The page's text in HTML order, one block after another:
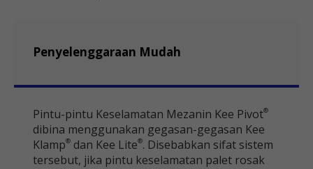
Penyelenggaraan Mudah
Pintu-pintu Keselamatan Mezanin Kee Pivot®
dibina menggunakan gegasan-gegasan Kee
Klamp®dan Kee Lite®. Disebabkan sifat sistem
tersebut, jika pintu keselamatan palet rosak